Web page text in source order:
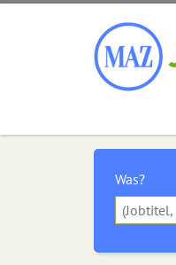
Was?